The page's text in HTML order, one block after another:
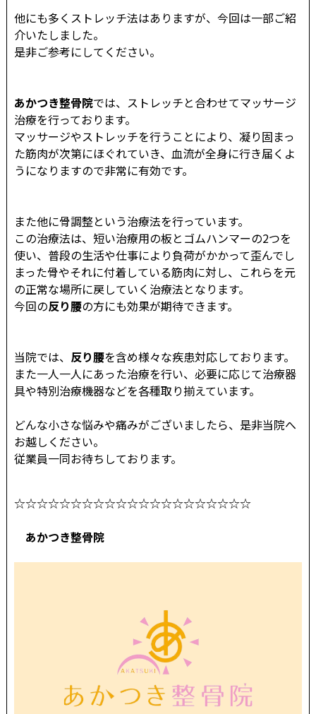
他にも多くストレッチ法はありますが、今回は一部ご紹
介いたしました。
是非ご参考にしてください。
あかつき整骨院では、ストレッチと合わせてマッサージ
治療を行っております。
マッサージやストレッチを行うことにより、凝り固まっ
た筋肉が次第にほぐれていき、血流が全身に行き届くよ
うになりますので非常に有効です。
また他に骨調整という治療法を行っています。
この治療法は、短い治療用の板とゴムハンマーの2つを
使い、普段の生活や仕事により負荷がかかって歪んでし
まった骨やそれに付着している筋肉に対し、これらを元
の正常な場所に戻していく治療法となります。
今回の反り腰の方にも効果が期待できます。
当院では、 反り腰を含め様々な疾患対応しております。
また一人一人にあった治療を行い、必要に応じて治療器
具や特別治療機器などを各種取り揃えています。
どんな小さな悩みや痛みがございましたら、是非当院へ
お越しください。
従業員一同お待ちしております。
☆☆☆☆☆☆☆☆☆☆☆☆☆☆☆☆☆☆☆☆☆
あかつき整骨院